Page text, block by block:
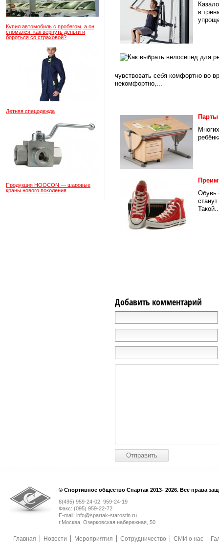
Купил автомобиль с пробегом, а он
сломался: как вернуть деньги и
бороться со страховой?
Летняя спецодежда
Продукция HOOCON — шаровые
краны нового поколения
в
чувствовать себя комфортно во
некомфортно,...
Обувь
Добавить комментарий
© Спортивное общество Спартак 2013- 2026. Все права
8(495) 959-24-02, 959-24-19
Факс: (095) 959-22-72
E-mail: info@spartak-starostin.ru
г.Москва, Озерковская набережная, 50
Главная Новости Мероприятия Сотрудничество СМИ о нас